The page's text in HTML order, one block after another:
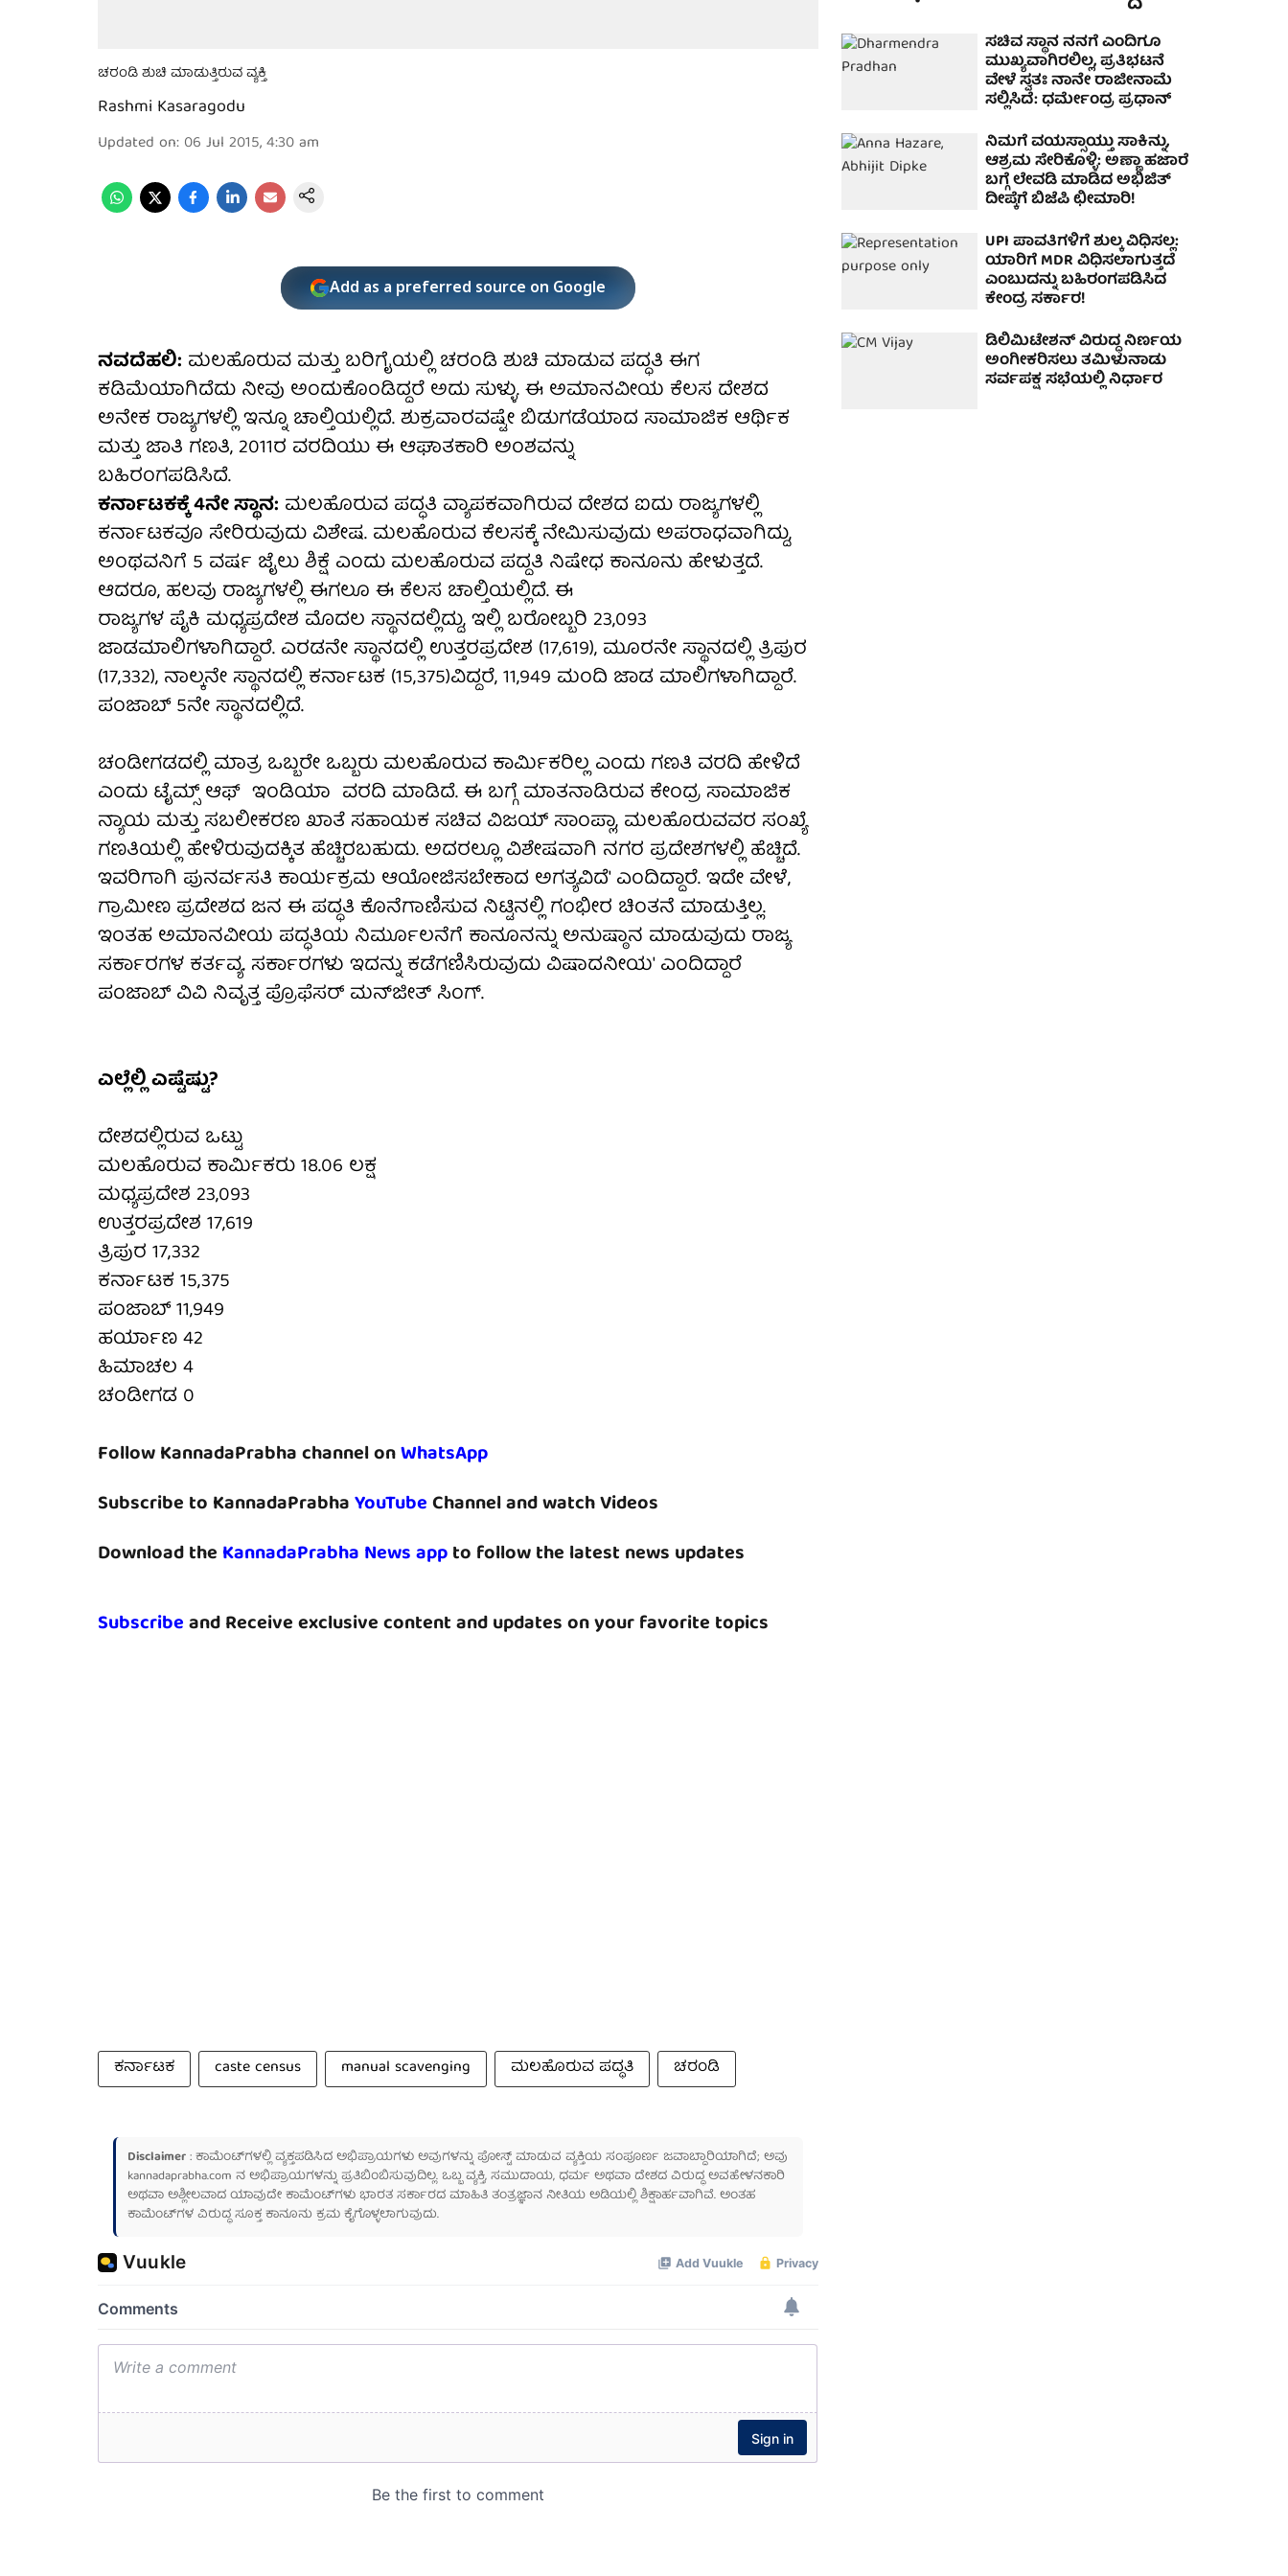
ಚರಂಡಿ ಶುಚಿ ಮಾಡುತ್ತಿರುವ ವ್ಯಕ್ತಿ
Rashmi Kasaragodu
Updated on: 06 Jul 2015, 4:30 am
Add as a preferred source on Google
ನವದೆಹಲಿ: ಮಲಹೊರುವ ಮತ್ತು ಬರಿಗೈಯಲ್ಲಿ ಚರಂಡಿ ಶುಚಿ ಮಾಡುವ ಪದ್ಧತಿ ಈಗ
ಕಡಿಮೆಯಾಗಿದೆದು ನೀವು ಅಂದುಕೊಂಡಿದ್ದರೆ ಅದು ಸುಳ್ಳು. ಈ ಅಮಾನವೀಯ ಕೆಲಸ ದೇಶದ
ಅನೇಕ ರಾಜ್ಯಗಳಲ್ಲಿ ಇನ್ನೂ ಚಾಲ್ತಿಯಲ್ಲಿದೆ. ಶುಕ್ರವಾರವಷ್ಟೇ ಬಿಡುಗಡೆಯಾದ ಸಾಮಾಜಿಕ ಆರ್ಥಿಕ
ಮತ್ತು ಜಾತಿ ಗಣತಿ, 2011ರ ವರದಿಯು ಈ ಆಘಾತಕಾರಿ ಅಂಶವನ್ನು
ಬಹಿರಂಗಪಡಿಸಿದೆ.
ಕರ್ನಾಟಕಕ್ಕೆ 4ನೇ ಸ್ಥಾನ: ಮಲಹೊರುವ ಪದ್ಧತಿ ವ್ಯಾಪಕವಾಗಿರುವ ದೇಶದ ಐದು ರಾಜ್ಯಗಳಲ್ಲಿ
ಕರ್ನಾಟಕವೂ ಸೇರಿರುವುದು ವಿಶೇಷ. ಮಲಹೊರುವ ಕೆಲಸಕ್ಕೆ ನೇಮಿಸುವುದು ಅಪರಾಧವಾಗಿದ್ದು,
ಅಂಥವನಿಗೆ 5 ವರ್ಷ ಜೈಲು ಶಿಕ್ಷೆ ಎಂದು ಮಲಹೊರುವ ಪದ್ದತಿ ನಿಷೇಧ ಕಾನೂನು ಹೇಳುತ್ತದೆ.
ಆದರೂ, ಹಲವು ರಾಜ್ಯಗಳಲ್ಲಿ ಈಗಲೂ ಈ ಕೆಲಸ ಚಾಲ್ತಿಯಲ್ಲಿದೆ. ಈ
ರಾಜ್ಯಗಳ ಪೈಕಿ ಮಧ್ಯಪ್ರದೇಶ ಮೊದಲ ಸ್ಥಾನದಲ್ಲಿದ್ದು, ಇಲ್ಲಿ ಬರೋಬ್ಬರಿ 23,093
ಜಾಡಮಾಲಿಗಳಾಗಿದ್ದಾರೆ. ಎರಡನೇ ಸ್ಥಾನದಲ್ಲಿ ಉತ್ತರಪ್ರದೇಶ (17,619), ಮೂರನೇ ಸ್ಥಾನದಲ್ಲಿ ತ್ರಿಪುರ
(17,332), ನಾಲ್ಕನೇ ಸ್ಥಾನದಲ್ಲಿ ಕರ್ನಾಟಕ (15,375)ವಿದ್ದರೆ, 11,949 ಮಂದಿ ಜಾಡ ಮಾಲಿಗಳಾಗಿದ್ದಾರೆ.
ಪಂಜಾಬ್ 5ನೇ ಸ್ಥಾನದಲ್ಲಿದೆ.
ಚಂಡೀಗಡದಲ್ಲಿ ಮಾತ್ರ ಒಬ್ಬರೇ ಒಬ್ಬರು ಮಲಹೊರುವ ಕಾರ್ಮಿಕರಿಲ್ಲ ಎಂದು ಗಣತಿ ವರದಿ ಹೇಳಿದೆ
ಎಂದು ಟೈಮ್ಸ್ ಆಫ್ ಇಂಡಿಯಾ ವರದಿ ಮಾಡಿದೆ. ಈ ಬಗ್ಗೆ ಮಾತನಾಡಿರುವ ಕೇಂದ್ರ ಸಾಮಾಜಿಕ
ನ್ಯಾಯ ಮತ್ತು ಸಬಲೀಕರಣ ಖಾತೆ ಸಹಾಯಕ ಸಚಿವ ವಿಜಯ್ ಸಾಂಪ್ಲಾ, ಮಲಹೊರುವವರ ಸಂಖ್ಯೆ
ಗಣತಿಯಲ್ಲಿ ಹೇಳಿರುವುದಕ್ಕಿತ ಹೆಚ್ಚಿರಬಹುದು. ಅದರಲ್ಲೂ ವಿಶೇಷವಾಗಿ ನಗರ ಪ್ರದೇಶಗಳಲ್ಲಿ ಹೆಚ್ಚಿದೆ.
ಇವರಿಗಾಗಿ ಪುನರ್ವಸತಿ ಕಾರ್ಯಕ್ರಮ ಆಯೋಜಿಸಬೇಕಾದ ಅಗತ್ಯವಿದೆ' ಎಂದಿದ್ದಾರೆ. ಇದೇ ವೇಳೆ,
ಗ್ರಾಮೀಣ ಪ್ರದೇಶದ ಜನ ಈ ಪದ್ಧತಿ ಕೊನೆಗಾಣಿಸುವ ನಿಟ್ಟಿನಲ್ಲಿ ಗಂಭೀರ ಚಿಂತನೆ ಮಾಡುತ್ತಿಲ್ಲ.
ಇಂತಹ ಅಮಾನವೀಯ ಪದ್ಧತಿಯ ನಿರ್ಮೂಲನೆಗೆ ಕಾನೂನನ್ನು ಅನುಷ್ಠಾನ ಮಾಡುವುದು ರಾಜ್ಯ
ಸರ್ಕಾರಗಳ ಕರ್ತವ್ಯ. ಸರ್ಕಾರಗಳು ಇದನ್ನು ಕಡೆಗಣಿಸಿರುವುದು ವಿಷಾದನೀಯ' ಎಂದಿದ್ದಾರೆ
ಪಂಜಾಬ್ ವಿವಿ ನಿವೃತ್ತ ಪ್ರೊಫೆಸರ್ ಮನ್‍ಜೀತ್ ಸಿಂಗ್.
ಎಲ್ಲೆಲ್ಲಿ ಎಷ್ಟೆಷ್ಟು?
ದೇಶದಲ್ಲಿರುವ ಒಟ್ಟು
ಮಲಹೊರುವ ಕಾರ್ಮಿಕರು 18.06 ಲಕ್ಷ
ಮಧ್ಯಪ್ರದೇಶ 23,093
ಉತ್ತರಪ್ರದೇಶ 17,619
ತ್ರಿಪುರ 17,332
ಕರ್ನಾಟಕ 15,375
ಪಂಜಾಬ್ 11,949
ಹರ್ಯಾಣ 42
ಹಿಮಾಚಲ 4
ಚಂಡೀಗಡ 0
Follow KannadaPrabha channel onWhatsApp
Subscribe to KannadaPrabhaYouTubeChannel and watch Videos
Download the KannadaPrabha News appto follow the latest news updates
Subscribeand Receive exclusive content and updates on your favorite topics
ಕರ್ನಾಟಕ caste census manual scavenging ಮಲಹೊರುವ ಪದ್ಧತಿ ಚರಂಡಿ
Disclaimer: ಕಾಮೆಂಟ್‌ಗಳಲ್ಲಿ ವ್ಯಕ್ತಪಡಿಸಿದ ಅಭಿಪ್ರಾಯಗಳು ಅವುಗಳನ್ನು ಪೋಸ್ಟ್ ಮಾಡುವ ವ್ಯಕ್ತಿಯ ಸಂಪೂರ್ಣ ಜವಾಬ್ದಾರಿಯಾಗಿದೆ; ಅವು
kannadaprabha.com ನ ಅಭಿಪ್ರಾಯಗಳನ್ನು ಪ್ರತಿಬಿಂಬಿಸುವುದಿಲ್ಲ. ಒಬ್ಬ ವ್ಯಕ್ತಿ, ಸಮುದಾಯ, ಧರ್ಮ ಅಥವಾ ದೇಶದ ವಿರುದ್ಧ ಅವಹೇಳನಕಾರಿ
ಅಥವಾ ಅಶ್ಲೀಲವಾದ ಯಾವುದೇ ಕಾಮೆಂಟ್‌ಗಳು ಭಾರತ ಸರ್ಕಾರದ ಮಾಹಿತಿ ತಂತ್ರಜ್ಞಾನ ನೀತಿಯ ಅಡಿಯಲ್ಲಿ ಶಿಕ್ಷಾರ್ಹವಾಗಿವೆ. ಅಂತಹ
ಕಾಮೆಂಟ್‌ಗಳ ವಿರುದ್ಧ ಸೂಕ್ತ ಕಾನೂನು ಕ್ರಮ ಕೈಗೊಳ್ಳಲಾಗುವುದು.
ಸಚಿವ ಸ್ಥಾನ ನನಗೆ ಎಂದಿಗೂ
ಮುಖ್ಯವಾಗಿರಲಿಲ್ಲ, ಪ್ರತಿಭಟನೆ
ವೇಳೆ ಸ್ವತಃ ನಾನೇ ರಾಜೀನಾಮೆ
ಸಲ್ಲಿಸಿದೆ: ಧರ್ಮೇಂದ್ರ ಪ್ರಧಾನ್
ನಿಮಗೆ ವಯಸ್ಸಾಯ್ತು ಸಾಕಿನ್ನು,
ಆಶ್ರಮ ಸೇರಿಕೊಳ್ಳಿ: ಅಣ್ಣಾ ಹಜಾರೆ
ಬಗ್ಗೆ ಲೇವಡಿ ಮಾಡಿದ ಅಭಿಜಿತ್
ದೀಪ್ಕೆಗೆ ಬಿಜೆಪಿ ಛೀಮಾರಿ!
UPI ಪಾವತಿಗಳಿಗೆ ಶುಲ್ಕ ವಿಧಿಸಲ್ಲ:
ಯಾರಿಗೆ MDR ವಿಧಿಸಲಾಗುತ್ತದೆ
ಎಂಬುದನ್ನು ಬಹಿರಂಗಪಡಿಸಿದ
ಕೇಂದ್ರ ಸರ್ಕಾರ!
ಡಿಲಿಮಿಟೇಶನ್ ವಿರುದ್ಧ ನಿರ್ಣಯ
ಅಂಗೀಕರಿಸಲು ತಮಿಳುನಾಡು
ಸರ್ವಪಕ್ಷ ಸಭೆಯಲ್ಲಿ ನಿರ್ಧಾರ